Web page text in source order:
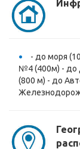
- до моря
№4 (400м) - до
(800 м) - до